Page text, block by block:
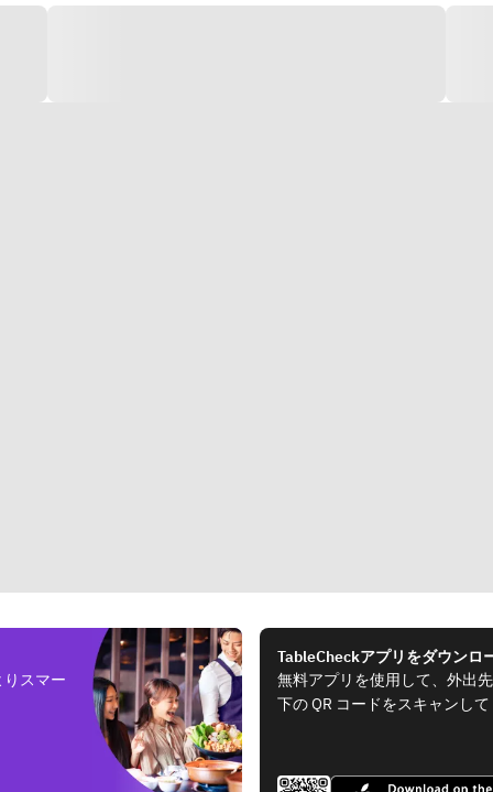
スマー
TableCheckアプリをダウンロ
無料アプリを使用して、外出
下の QR コードをスキャンし